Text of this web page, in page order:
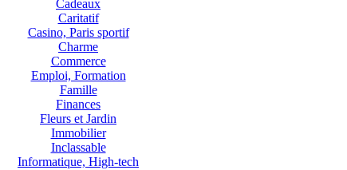
Cadeaux
Caritatif
Casino, Paris sportif
Charme
Commerce
Emploi, Formation
Famille
Finances
Fleurs et Jardin
Immobilier
Inclassable
Informatique, High-tech